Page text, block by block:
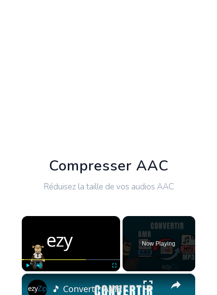
Compresser AAC
Réduisez la taille de vos audios AAC
×
Now Playing
×
🎵 Convertir AMR en MP3 en Ligne – Gratuit et Sans Application